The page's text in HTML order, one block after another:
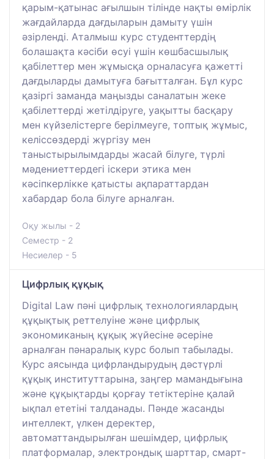
қарым-қатынас ағылшын тілінде нақты өмірлік
жағдайларда дағдыларын дамыту үшін
әзірленді. Аталмыш курс студенттердің
болашақта кәсіби өсуі үшін көшбасшылық
қабілеттер мен жұмысқа орналасуға қажетті
дағдыларды дамытуға бағытталған. Бұл курс
қазіргі заманда маңызды саналатын жеке
қабілеттерді жетілдіруге, уақытты басқару
мен күйзелістерге берілмеуге, топтық жұмыс,
келіссөздерді жүргізу мен
таныстырылымдарды жасай білуге, түрлі
мәдениеттердегі іскери этика мен
кәсіпкерлікке қатысты ақпараттардан
хабардар бола білуге арналған.
Оқу жылы - 2
Семестр - 2
Несиелер - 5
Цифрлық құқық
Digital Law пәні цифрлық технологиялардың
құқықтық реттелуіне және цифрлық
экономиканың құқық жүйесіне әсеріне
арналған пәнаралық курс болып табылады.
Курс аясында цифрландырудың дәстүрлі
құқық институттарына, заңгер мамандығына
және құқықтарды қорғау тетіктеріне қалай
ықпал ететіні талданады. Пәнде жасанды
интеллект, үлкен деректер,
автоматтандырылған шешімдер, цифрлық
платформалар, электрондық шарттар, смарт-